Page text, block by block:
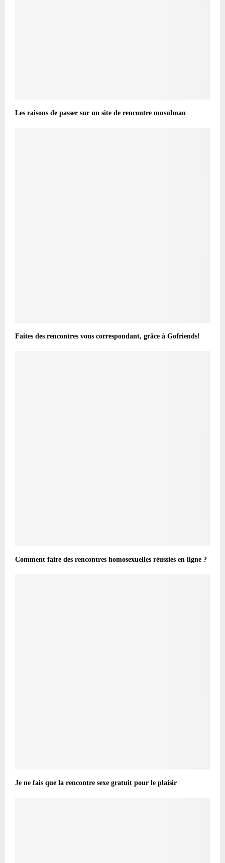
Les raisons de passer sur un site de rencontre musulman
Faites des rencontres vous correspondant, grâce à Gofriends!
Comment faire des rencontres homosexuelles réussies en ligne ?
Je ne fais que la rencontre sexe gratuit pour le plaisir